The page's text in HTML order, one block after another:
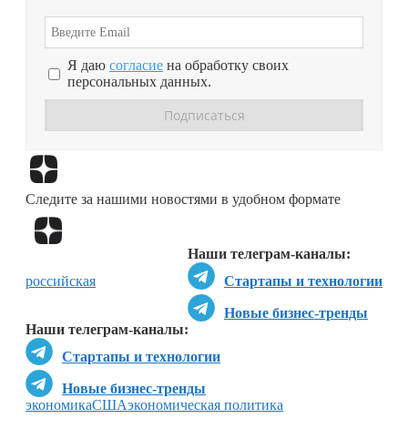
Я даю согласие на обработку своих
персональных данных.
Следите за нашими новостями в удобном формате
Наши телеграм-каналы:
Стартапы и технологии
Новые бизнес-тренды
Наши телеграм-каналы:
Стартапы и технологии
Новые бизнес-тренды
российская
экономикаСШАэкономическая политика